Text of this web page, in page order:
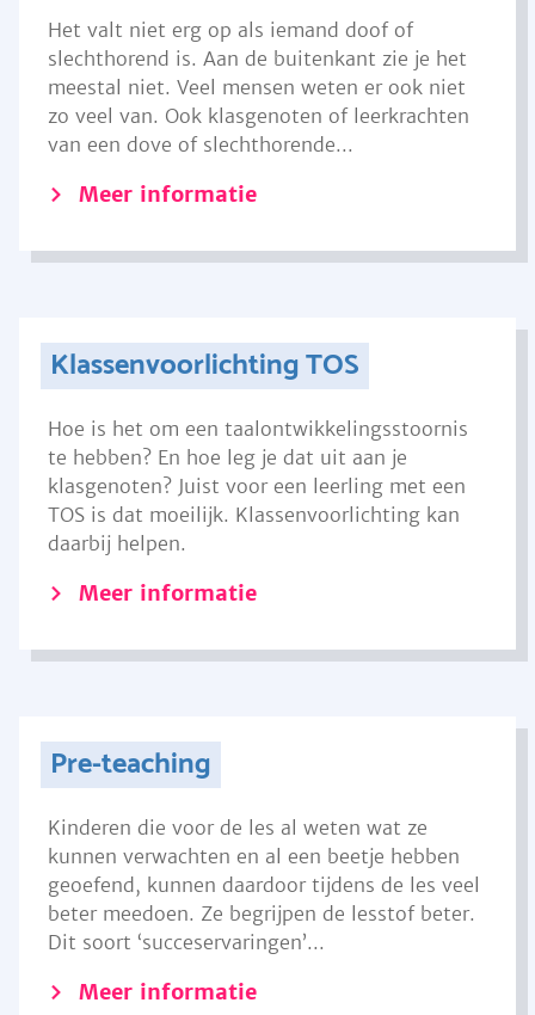
Het valt niet erg op als iemand doof of
slechthorend is. Aan de buitenkant zie je het
meestal niet. Veel mensen weten er ook niet
zo veel van. Ook klasgenoten of leerkrachten
van een dove of slechthorende...
Meer informatie
Klassenvoorlichting TOS
Hoe is het om een taalontwikkelingsstoornis
te hebben? En hoe leg je dat uit aan je
klasgenoten? Juist voor een leerling met een
TOS is dat moeilijk. Klassenvoorlichting kan
daarbij helpen.
Meer informatie
Pre-teaching
Kinderen die voor de les al weten wat ze
kunnen verwachten en al een beetje hebben
geoefend, kunnen daardoor tijdens de les veel
beter meedoen. Ze begrijpen de lesstof beter.
Dit soort ‘succeservaringen’...
Meer informatie